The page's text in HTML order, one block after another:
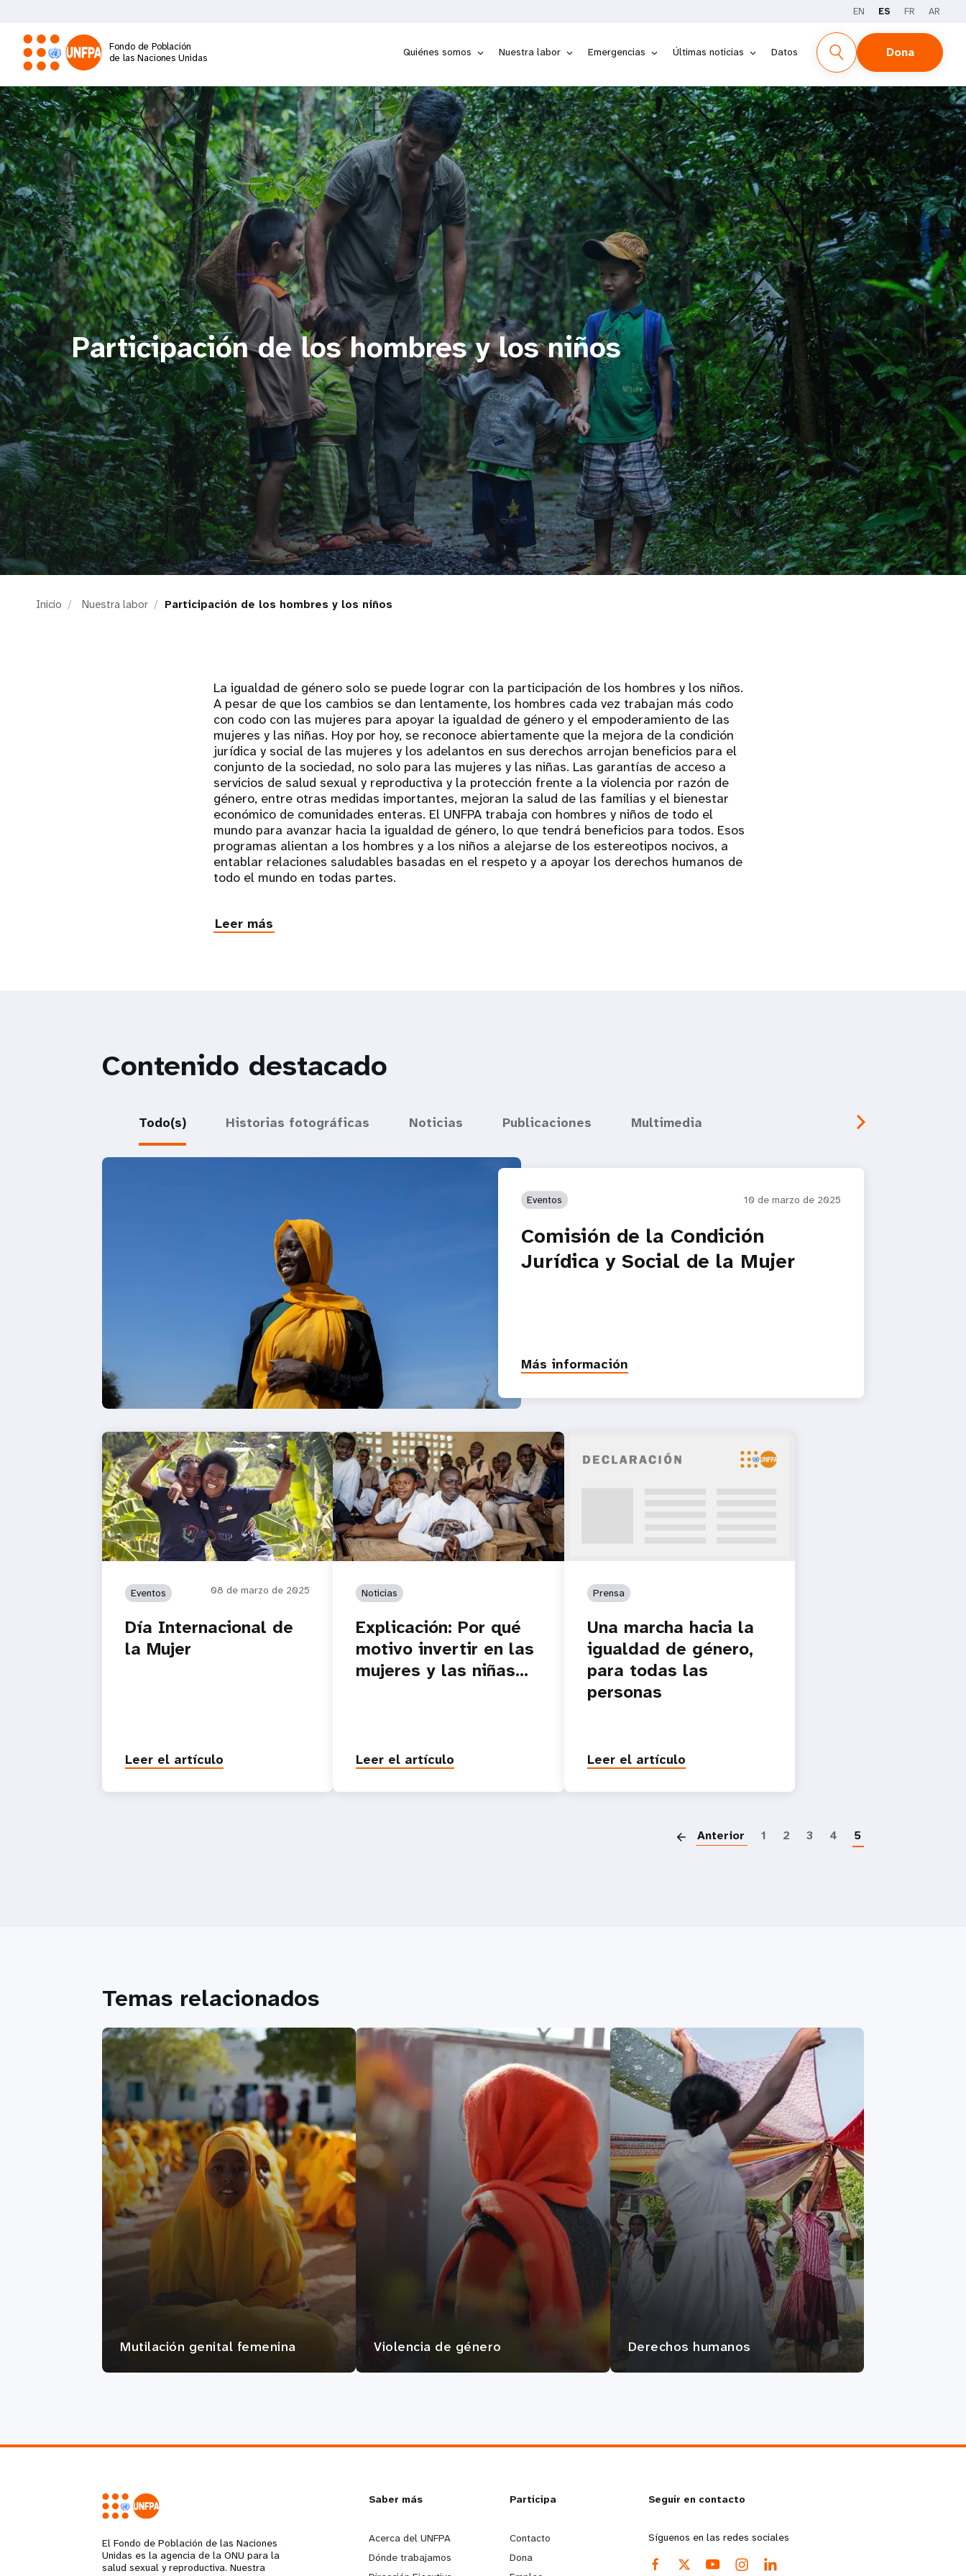
contenido
principal
EN ES FR AR
Fondo de Población
de las Naciones Unidas
Quiénes somos Nuestra labor Emergencias Últimas noticias Datos Dona
M
a
i
n
n
a
v
i
g
a
t
i
o
n
Participación de los hombres y los niños
Inicio Nuestra labor Participación de los hombres y los niños
La igualdad de género solo se puede lograr con la participación de los hombres y los niños.
A pesar de que los cambios se dan lentamente, los hombres cada vez trabajan más codo
con codo con las mujeres para apoyar la igualdad de género y el empoderamiento de las
mujeres y las niñas. Hoy por hoy, se reconoce abiertamente que la mejora de la condición
jurídica y social de las mujeres y los adelantos en sus derechos arrojan beneficios para el
conjunto de la sociedad, no solo para las mujeres y las niñas. Las garantías de acceso a
servicios de salud sexual y reproductiva y la protección frente a la violencia por razón de
género, entre otras medidas importantes, mejoran la salud de las familias y el bienestar
económico de comunidades enteras. El UNFPA trabaja con hombres y niños de todo el
mundo para avanzar hacia la igualdad de género, lo que tendrá beneficios para todos. Esos
programas alientan a los hombres y a los niños a alejarse de los estereotipos nocivos, a
entablar relaciones saludables basadas en el respeto y a apoyar los derechos humanos de
todo el mundo en todas partes.
Leer más
Contenido destacado
Todo(s) Historias fotográficas Noticias Publicaciones Multimedia
Eventos 10 de marzo de 2025
Comisión de la Condición
Jurídica y Social de la Mujer
Más información
Eventos 08 de marzo de 2025
Día Internacional de
la Mujer
Leer el artículo
Noticias
Explicación: Por qué
motivo invertir en las
mujeres y las niñas...
Leer el artículo
Prensa
Una marcha hacia la
igualdad de género,
para todas las
personas
Leer el artículo
Anterior 1 2 3 4 5
Temas relacionados
Mutilación genital femenina Violencia de género Derechos humanos
El Fondo de Población de las Naciones
Unidas es la agencia de la ONU para la
salud sexual y reproductiva. Nuestra
L
e
Saber más
Acerca del UNFPA
Dónde trabajamos
G
o
Participa
Contacto
Dona
Seguir en contacto
Síguenos en las redes sociales